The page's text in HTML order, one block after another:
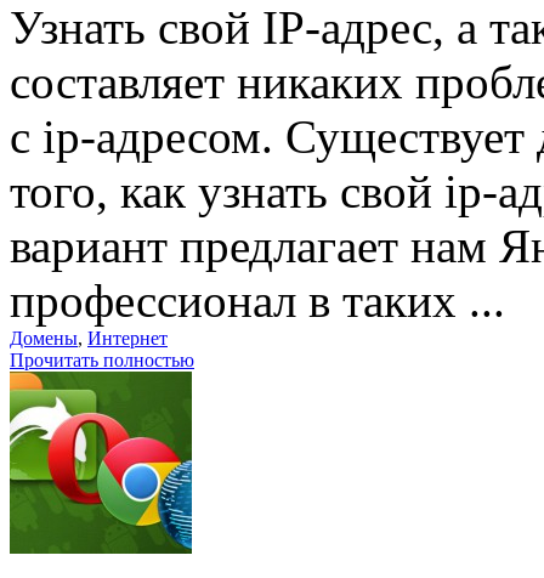
Узнать свой IP-адрес, а
составляет никаких
с ip-адресом. Существует
того, как узнать свой ip-
вариант предлагает нам
профессионал в таких ...
Домены, Интернет
Прочитать полностью